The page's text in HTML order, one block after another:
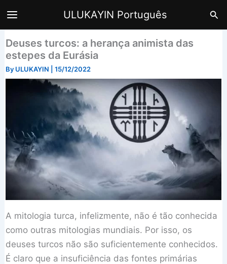
to
ULUKAYIN Português
Deuses turcos: a herança animista das
estepes da Eurásia
By ULUKAYIN |15/12/2022
A mitologia turca, infelizmente, não é tão conhecida
como outras mitologias mundiais. Por isso, os
deuses turcos não são suficientemente conhecidos.
É claro que a insuficiência das fontes primárias